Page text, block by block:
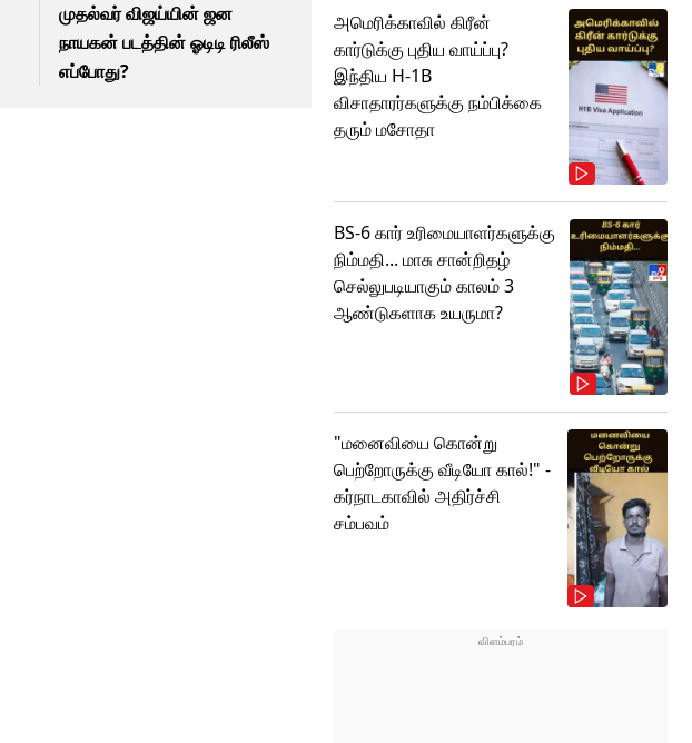
முதல்வர் விஜய்யின் ஜன
நாயகன் படத்தின் ஓடிடி ரிலீஸ்
எப்போது?
அமெரிக்காவில் கிரீன்
கார்டுக்கு புதிய வாய்ப்பு?
இந்திய H-1B
விசாதாரர்களுக்கு நம்பிக்கை
தரும் மசோதா
BS-6 கார் உரிமையாளர்களுக்கு
நிம்மதி... மாசு சான்றிதழ்
செல்லுபடியாகும் காலம் 3
ஆண்டுகளாக உயருமா?
"மனைவியை கொன்று
பெற்றோருக்கு வீடியோ கால்!" -
கர்நாடகாவில் அதிர்ச்சி
சம்பவம்